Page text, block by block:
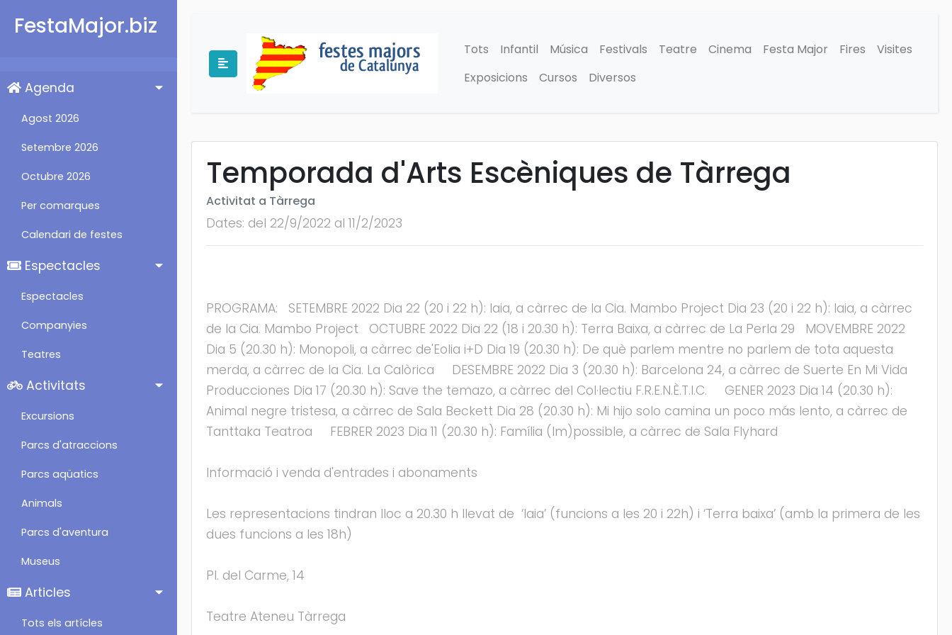
FestaMajor.biz
Agenda
Agost 2026
Setembre 2026
Octubre 2026
Per comarques
Calendari de festes
Espectacles
Espectacles
Companyies
Teatres
Activitats
Excursions
Parcs d'atraccions
Parcs aqüatics
Animals
Parcs d'aventura
Museus
Articles
Tots els artícles
Tots Infantil Música Festivals Teatre Cinema Festa Major Fires
Visites
Exposicions
Cursos Diversos
Temporada d'Arts Escèniques de Tàrrega
Activitat a Tàrrega
Dates: del 22/9/2022 al 11/2/2023
PROGRAMA: SETEMBRE 2022 Dia 22 (20 i 22 h): Iaia, a càrrec de la Cia. Mambo Project Dia 23 (20 i 22 h): Iaia, a càrrec
de la Cia. Mambo Project OCTUBRE 2022 Dia 22 (18 i 20.30 h): Terra Baixa, a càrrec de La Perla 29 MOVEMBRE 2022
Dia 5 (20.30 h): Monopoli, a càrrec de'Eolia i+D Dia 19 (20.30 h): De què parlem mentre no parlem de tota aquesta
merda, a càrrec de la Cia. La Calòrica DESEMBRE 2022 Dia 3 (20.30 h): Barcelona 24, a càrrec de Suerte En Mi Vida
Producciones Dia 17 (20.30 h): Save the temazo, a càrrec del Col·lectiu F.R.E.N.È.T.I.C. GENER 2023 Dia 14 (20.30 h):
Animal negre tristesa, a càrrec de Sala Beckett Dia 28 (20.30 h): Mi hijo solo camina un poco más lento, a càrrec de
Tanttaka Teatroa FEBRER 2023 Dia 11 (20.30 h): Família (Im)possible, a càrrec de Sala Flyhard
Informació i venda d'entrades i abonaments
Les representacions tindran lloc a 20.30 h llevat de ‘Iaia’ (funcions a les 20 i 22h) i ‘Terra baixa’ (amb la primera de les
dues funcions a les 18h)
Pl. del Carme, 14
Teatre Ateneu Tàrrega